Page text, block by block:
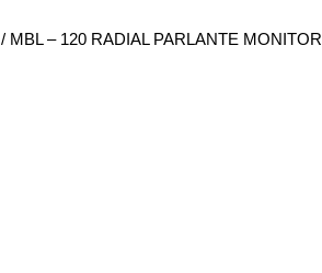
/ MBL – 120 RADIAL PARLANTE MONITOR